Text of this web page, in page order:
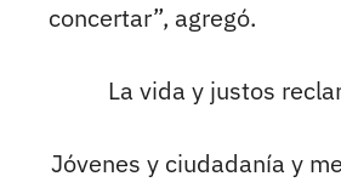
concertar”, agregó.
La vida y justos
Jóvenes y ciudadanía y